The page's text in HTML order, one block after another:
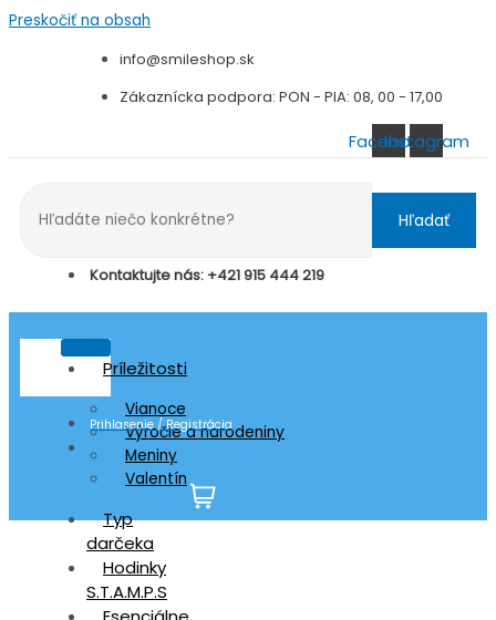
Preskočiť na obsah
info@smileshop.sk
Zákaznícka podpora: PON - PIA: 08, 00 - 17,00
Facebook
Instagram
Hľadať
Kontaktujte nás: +421 915 444 219
Príležitosti
Vianoce
Výročie a narodeniny
Meniny
Valentín
Typ
darčeka
Hodinky
S.T.A.M.P.S
Prihlasenie / Registrácia